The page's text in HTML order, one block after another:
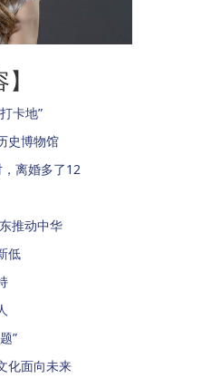
卡地”
史博物馆
离婚多了12
推动中华
低
”
化面向未来